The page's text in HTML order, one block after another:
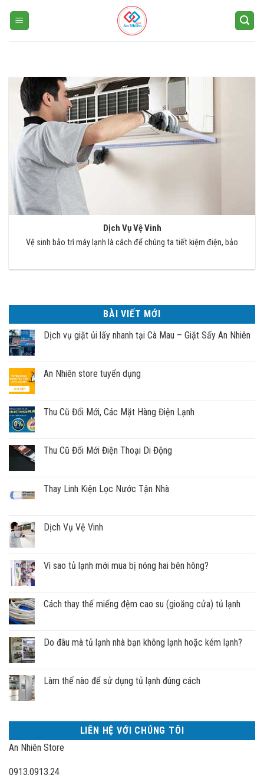
Dịch Vụ Vệ Vinh
Vệ sinh bảo trì máy lạnh là cách để chúng ta tiết kiệm điện, bảo
BÀI VIẾT MỚI
Dịch vụ giặt ủi lấy nhanh tại Cà Mau – Giặt Sấy An Nhiên
An Nhiên store tuyển dụng
Thu Cũ Đổi Mới, Các Mặt Hàng Điện Lạnh
Thu Cũ Đổi Mới Điện Thoại Di Động
Thay Linh Kiện Lọc Nước Tận Nhà
Dịch Vụ Vệ Vinh
Vì sao tủ lạnh mới mua bị nóng hai bên hông?
Cách thay thế miếng đệm cao su (gioăng cửa) tủ lạnh
Do đâu mà tủ lạnh nhà bạn không lạnh hoặc kém lạnh?
Làm thế nào để sử dụng tủ lạnh đúng cách
LIÊN HỆ VỚI CHÚNG TÔI
An Nhiên Store
0913.0913.24